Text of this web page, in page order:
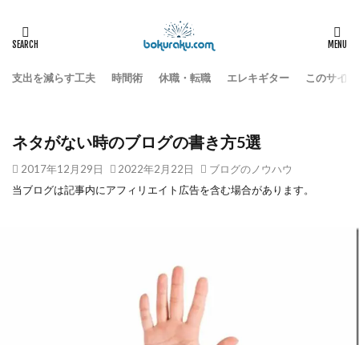
支出を減らす工夫 時間術 休職・転職 エレキギター このサイ
ネタがない時のブログの書き方5選
ネタがない時のブログの書き方5選
2017年12月29日 2022年2月22日
ブログのノウハウ
当ブログは記事内にアフィリエイト広告を含む場合があります。